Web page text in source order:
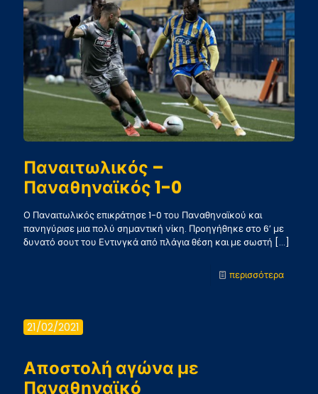
Παναιτωλικός –
Παναθηναϊκός 1-0
Ο Παναιτωλικός επικράτησε 1-0 του Παναθηναϊκού και
πανηγύρισε μια πολύ σημαντική νίκη. Προηγήθηκε στο 6’ με
δυνατό σουτ του Εντινγκά από πλάγια θέση και με σωστή […]
περισσότερα-
21/02/2021
Αποστολή αγώνα με
Παναθηναϊκό